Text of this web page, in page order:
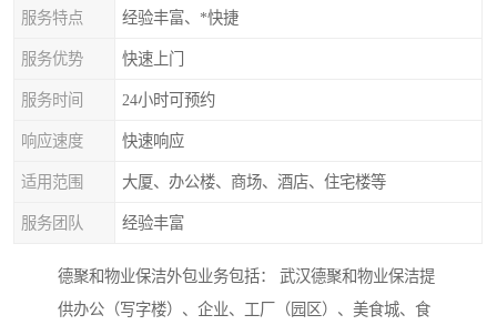
服务特点 经验丰富、*快捷
服务优势 快速上门
服务时间 24小时可预约
响应速度 快速响应
适用范围 大厦、办公楼、商场、酒店、住宅楼等
服务团队 经验丰富
德聚和物业保洁外包业务包括： 武汉德聚和物业保洁提
供办公（写字楼）、企业、工厂（园区）、美食城、食